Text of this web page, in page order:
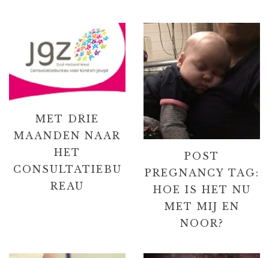
MET DRIE
MAANDEN NAAR
HET
CONSULTATIEBU
REAU
POST
PREGNANCY TAG:
HOE IS HET NU
MET MIJ EN
NOOR?